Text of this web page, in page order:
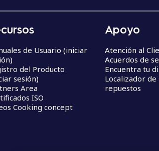
de Usuario (iniciar
del Producto
sesión)
Area
ISO
Cooking concept
Apoyo
Atención al
Acuerdos de
Encuentra tu
Localizador
repuestos